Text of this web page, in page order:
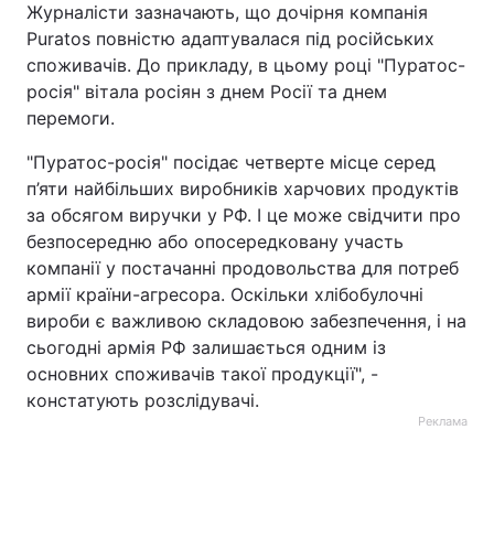
Журналісти зазначають, що дочірня компанія
Puratos повністю адаптувалася під російських
споживачів. До прикладу, в цьому році "Пуратос-
росія" вітала росіян з днем Росії та днем
перемоги.
"Пуратос-росія" посідає четверте місце серед
п’яти найбільших виробників харчових продуктів
за обсягом виручки у РФ. І це може свідчити про
безпосередню або опосередковану участь
компанії у постачанні продовольства для потреб
армії країни-агресора. Оскільки хлібобулочні
вироби є важливою складовою забезпечення, і на
сьогодні армія РФ залишається одним із
основних споживачів такої продукції", -
констатують розслідувачі.
Реклама